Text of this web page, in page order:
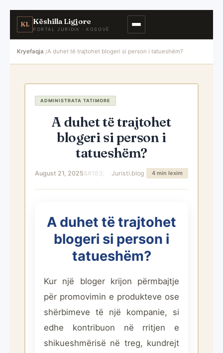
KL Këshilla Ligjore
PORTAL JURIDIK · KOSOVË
Kryefaqja A duhet të trajtohet blogeri si person i tatueshëm?
ADMINISTRATA TATIMORE
A duhet të trajtohet
blogeri si person i
tatueshëm?
August 21, 2025 Juristi.blog 4 min lexim
A duhet të trajtohet
blogeri si person i
tatueshëm?
Kur një bloger krijon përmbajtje
për promovimin e produkteve ose
shërbimeve të një kompanie, si
edhe kontribuon në rritjen e
shikueshmërisë në treg, kundrejt